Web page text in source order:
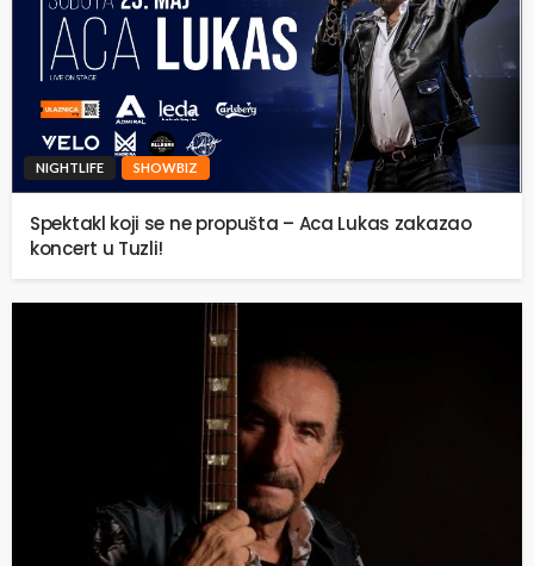
NIGHTLIFE SHOWBIZ
Spektakl koji se ne propušta – Aca Lukas zakazao
koncert u Tuzli!